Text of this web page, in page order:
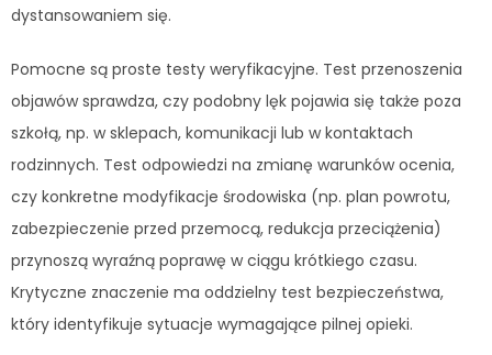
dystansowaniem się.
Pomocne są proste testy weryfikacyjne. Test przenoszenia
objawów sprawdza, czy podobny lęk pojawia się także poza
szkołą, np. w sklepach, komunikacji lub w kontaktach
rodzinnych. Test odpowiedzi na zmianę warunków ocenia,
czy konkretne modyfikacje środowiska (np. plan powrotu,
zabezpieczenie przed przemocą, redukcja przeciążenia)
przynoszą wyraźną poprawę w ciągu krótkiego czasu.
Krytyczne znaczenie ma oddzielny test bezpieczeństwa,
który identyfikuje sytuacje wymagające pilnej opieki.